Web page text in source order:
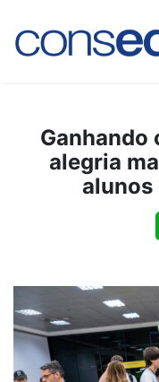
Ganhando
alegria
alunos